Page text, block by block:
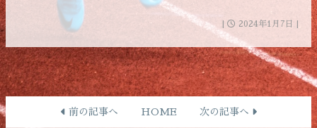
2024年1月7日 |
前の記事へ HOME 次の記事へ